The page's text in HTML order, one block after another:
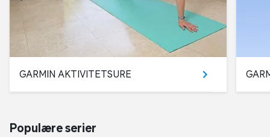
GARMIN AKTIVITETSURE
Populære serier